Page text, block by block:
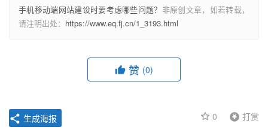
手机移动端网站建设时要考虑哪些问题？ 非原创文章，如若转载，
请注明出处： https://www.eq.fj.cn/1_3193.html
赞 (0)
0 打赏
生成海报